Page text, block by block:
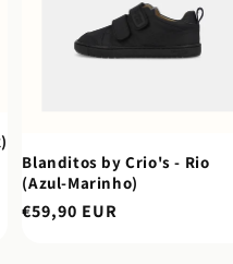
Blanditos by Crio's - Rio
(Azul-Marinho)
Preço
€59,90 EUR